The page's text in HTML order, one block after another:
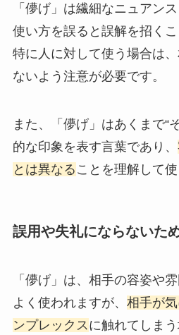
「儚げ」は繊細なニュアン
使い方を誤ると誤解を招くこ
特に人に対して使う場合は
ないよう注意が必要です。
また、「儚げ」はあくまで“
的な印象を表す言葉であり、
とは異なる ことを理解して
誤用や失礼にならないた
「儚げ」は、相手の容姿や
よく使われますが、 相手が
ンプレックスに触れてしまう